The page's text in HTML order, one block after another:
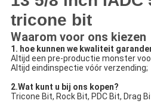
tricone bit
Waarom voor ons kiezen
1. hoe kunnen we kwaliteit
Altijd een pre-productie monster
Altijd eindinspectie vóór verzending;
2.Wat kunt u bij ons kopen?
Tricone Bit, Rock Bit, PDC Bit, Drag